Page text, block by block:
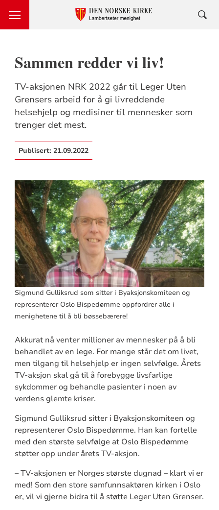
Sammen redder vi liv!
TV-aksjonen NRK 2022 går til Leger Uten
Grensers arbeid for å gi livreddende
helsehjelp og medisiner til mennesker som
trenger det mest.
Publisert: 21.09.2022
Sigmund Gulliksrud som sitter i Byaksjonskomiteen og
representerer Oslo Bispedømme oppfordrer alle i
menighetene til å bli bøssebærere!
Akkurat nå venter millioner av mennesker på å bli
behandlet av en lege. For mange står det om livet,
men tilgang til helsehjelp er ingen selvfølge. Årets
TV-aksjon skal gå til å forebygge livsfarlige
sykdommer og behandle pasienter i noen av
verdens glemte kriser.
Sigmund Gulliksrud sitter i Byaksjonskomiteen og
representerer Oslo Bispedømme. Han kan fortelle
med den største selvfølge at Oslo Bispedømme
støtter opp under årets TV-aksjon.
– TV-aksjonen er Norges største dugnad – klart vi er
med! Som den store samfunnsaktøren kirken i Oslo
er, vil vi gjerne bidra til å støtte Leger Uten Grenser.